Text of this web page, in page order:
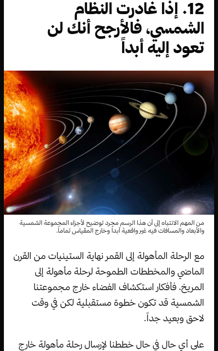
12. إذا غادرت النظام
الشمسي، فالأرجح أنك لن
تعود إليه أبداً
من المهم الانتباه إلى أن هذا الرسم مجرد توضيح لأجزاء المجموعة الشمسية
والأبعاد والمسافات فيه غير واقعية أبداً وخارج المقياس تماماً.
مع الرحلة المأهولة إلى القمر نهاية الستينيات من القرن
الماضي والمخططات الطموحة لرحلة مأهولة إلى
المريخ، فأفكار استكشاف الفضاء خارج مجموعتنا
الشمسية قد تكون خطوة مستقبلية لكن في وقت
لاحق وبعيد جداً.
على أي حال في حال خططنا لإرسال رحلة مأهولة خارج